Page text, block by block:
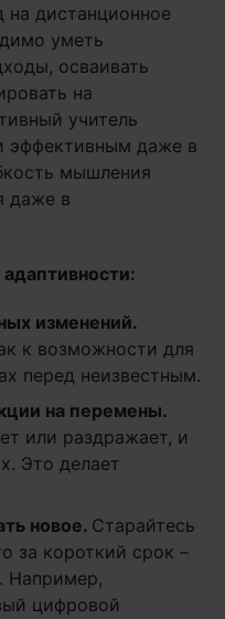
на дистанционное
уметь
осваивать
на
учитель
эффективным даже в
мышления
даже в
адаптивности:
изменений.
к возможности для
перед неизвестным.
на перемены.
или раздражает, и
Это делает
новое. Старайтесь
за короткий срок –
Например,
цифровой